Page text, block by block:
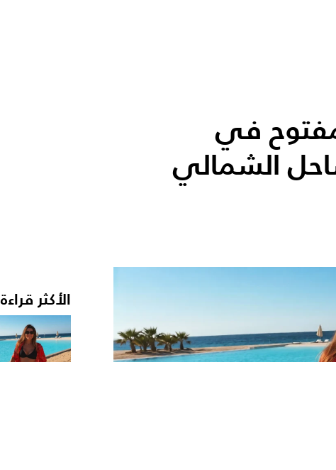
في
الشمالي
الأكثر قراءة